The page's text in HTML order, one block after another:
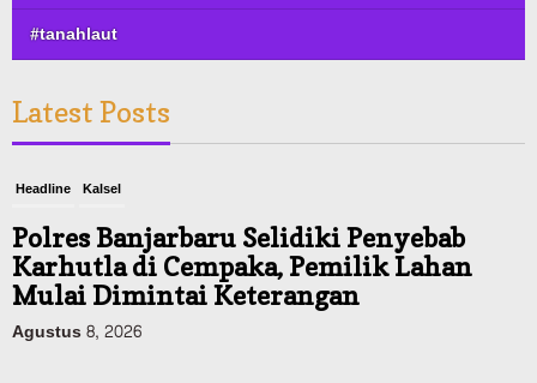
#tanahlaut
Latest Posts
Headline Kalsel
Polres Banjarbaru Selidiki Penyebab
Karhutla di Cempaka, Pemilik Lahan
Mulai Dimintai Keterangan
Agustus 8, 2026